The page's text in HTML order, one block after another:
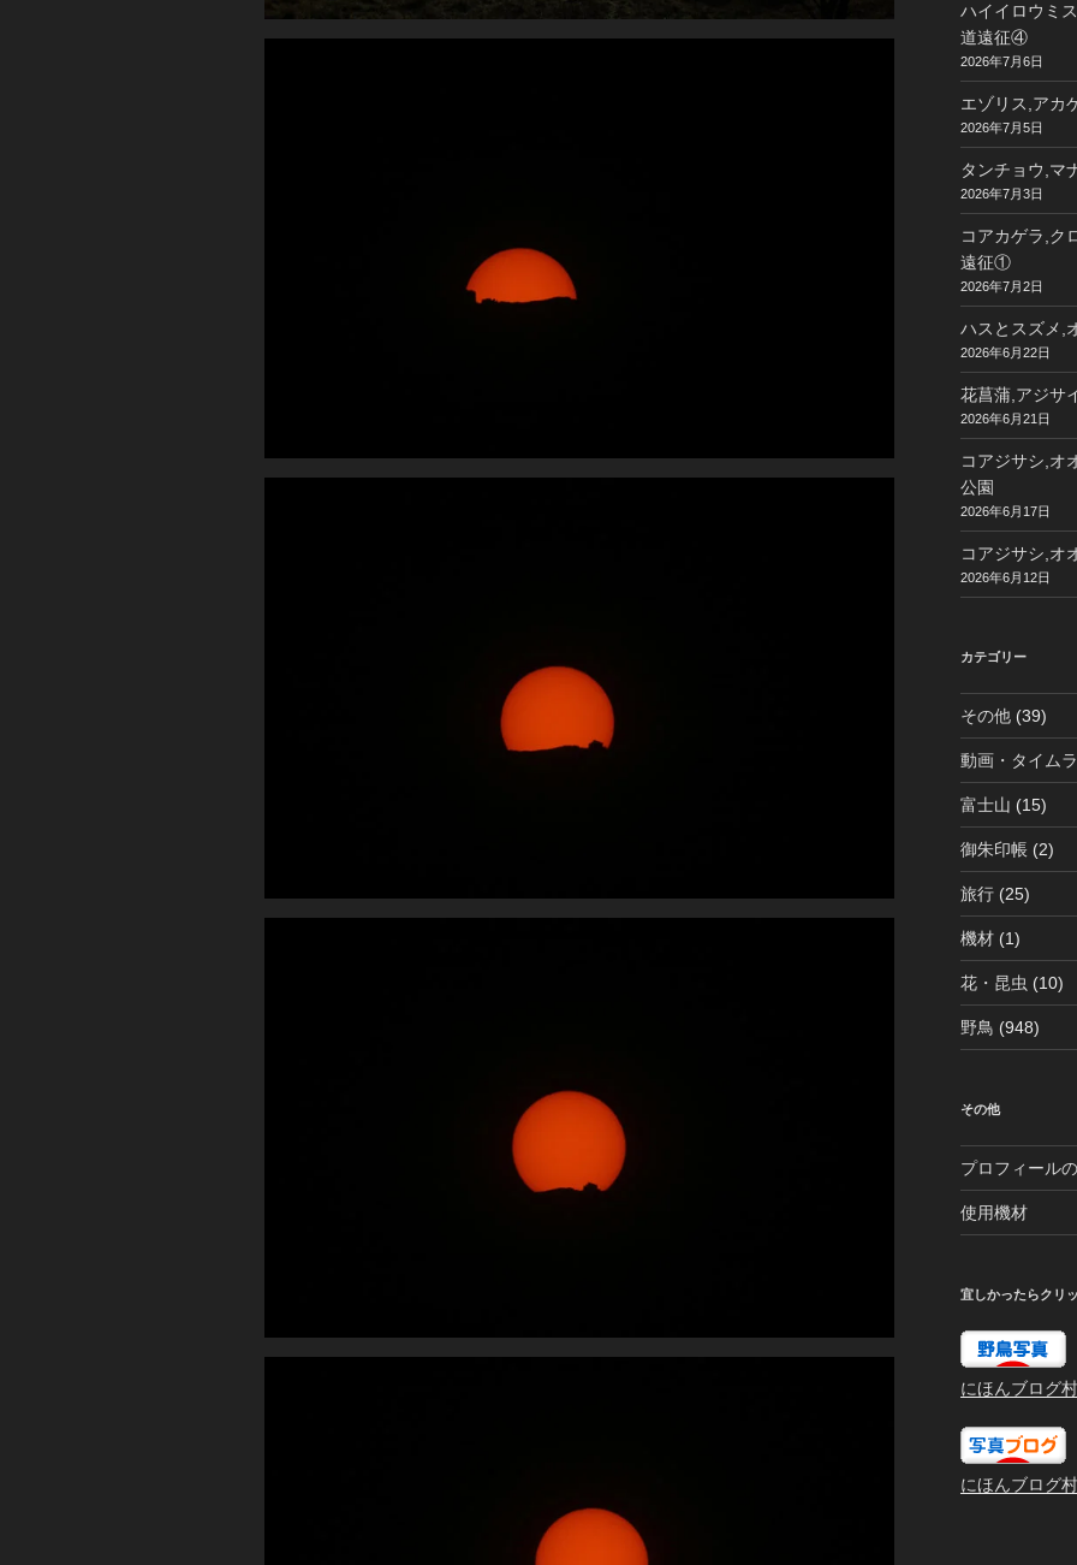
ハイイロウミ
道遠征④
2026年7月6日
エゾリス,アカ
2026年7月5日
タンチョウ,マ
2026年7月3日
コアカゲラ,ク
遠征①
2026年7月2日
ハスとスズメ,
2026年6月22日
花菖蒲,アジサ
2026年6月21日
コアジサシ,オ
公園
2026年6月17日
コアジサシ,オ
2026年6月12日
カテゴリー
その他(39)
動画・タイム
富士山 (15)
御朱印帳(2)
旅行(25)
機材(1)
花・昆虫 (10)
野鳥 (948)
その他
プロフィール
使用機材
宜しかったらクリ
にほんブログ村
にほんブログ村